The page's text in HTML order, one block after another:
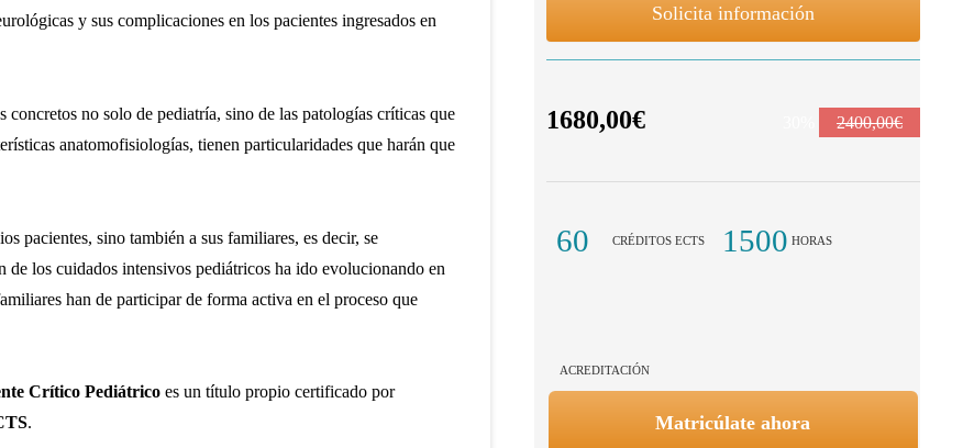
y sus complicaciones en los pacientes ingresados en
no solo de pediatría, sino de las patologías críticas que
anatomofisiologías, tienen particularidades que harán que
pacientes, sino también a sus familiares, es decir, se
los cuidados intensivos pediátricos ha ido evolucionando en
han de participar de forma activa en el proceso que
Crítico Pediátricoes un título propio certificado por
.
Solicita información
1680,00€ 2400,00€
60 CRÉDITOS ECTS 1500 HORAS
ACREDITACIÓN
Matricúlate ahora